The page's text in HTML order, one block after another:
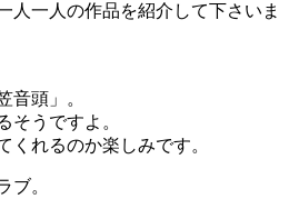
人一人の作品を紹介して下さいま
音頭」。
そうですよ。
くれるのか楽しみです。
ブ。